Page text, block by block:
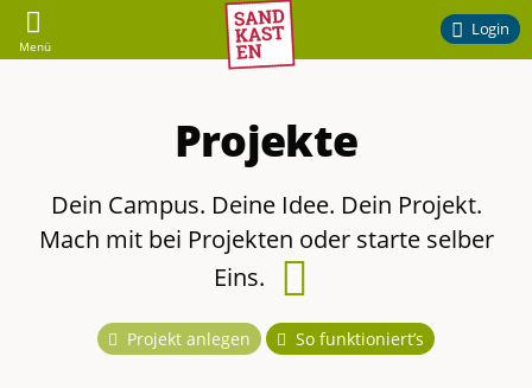
Sandkasten
Ehrenamtliches
Engagement
Campus
Menü
Login
Projekte
Dein Campus. Deine Idee. Dein Projekt.
Mach mit bei Projekten oder starte selber
Eins.
zu
Projekt anlegen So funktioniert’s